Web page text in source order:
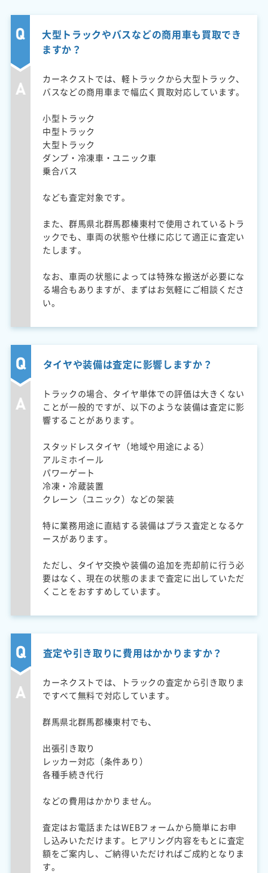
大型トラックやバスなどの商用車も買取でき
ますか？
カーネクストでは、軽トラックから大型トラック、
バスなどの商用車まで幅広く買取対応しています。
小型トラック
中型トラック
大型トラック
ダンプ・冷凍車・ユニック車
乗合バス
なども査定対象です。
また、群馬県北群馬郡榛東村で使用されているトラ
ックでも、車両の状態や仕様に応じて適正に査定い
たします。
なお、車両の状態によっては特殊な搬送が必要にな
る場合もありますが、まずはお気軽にご相談くださ
い。
タイヤや装備は査定に影響しますか？
トラックの場合、タイヤ単体での評価は大きくない
ことが一般的ですが、以下のような装備は査定に影
響することがあります。
スタッドレスタイヤ（地域や用途による）
アルミホイール
パワーゲート
冷凍・冷蔵装置
クレーン（ユニック）などの架装
特に業務用途に直結する装備はプラス査定となるケ
ースがあります。
ただし、タイヤ交換や装備の追加を売却前に行う必
要はなく、現在の状態のままで査定に出していただ
くことをおすすめしています。
査定や引き取りに費用はかかりますか？
カーネクストでは、トラックの査定から引き取りま
ですべて無料で対応しています。
群馬県北群馬郡榛東村でも、
出張引き取り
レッカー対応（条件あり）
各種手続き代行
などの費用はかかりません。
査定はお電話またはWEBフォームから簡単にお申
し込みいただけます。ヒアリング内容をもとに査定
額をご案内し、ご納得いただければご成約となりま
す。